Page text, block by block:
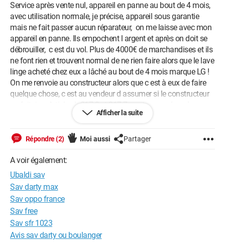
Service après vente nul, appareil en panne au bout de 4 mois,
avec utilisation normale, je précise, appareil sous garantie
mais ne fait passer aucun réparateur, on me laisse avec mon
appareil en panne. Ils empochent l argent et après on doit se
débrouiller, c est du vol. Plus de 4000€ de marchandises et ils
ne font rien et trouvent normal de ne rien faire alors que le lave
linge acheté chez eux a lâché au bout de 4 mois marque LG !
On me renvoie au constructeur alors que c est à eux de faire
quelque chose, c est au vendeur d assumer si le constructeur
ne fait rien. Articles L 217.3 et 217.7 c est au vendeur de
prouver que je suis responsable ! Et je me demande ce qu il y a
et rien d autre ! Cher ubaldi, c est un remboursement ou le
Afficher la suite
Répondre (2) Moi aussi Partager
A voir également:
Ubaldi sav
Sav darty max
Sav oppo france
Sav free
Sav sfr 1023
Avis sav darty ou boulanger